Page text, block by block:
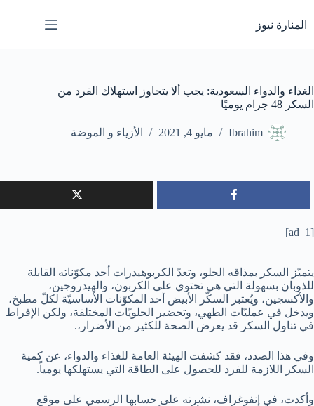
إلى
المحتوى
المنارة نيوز
الغذاء والدواء السعودية: يجب ألا يتجاوز استهلاك الفرد من
السكر 48 جرام يوميًا
Ibrahim مايو 4, 2021 الأزياء و الموضة
[ad_1]
يتميّز السكر بمذاقه الحلو، وتعدّ الكربوهيدرات أحد مكوّناته القابلة
للذوبان بسهولة التي هي تحتوي على الكربون، والهيدروجين،
والأكسجين، ويُعتبر السكّر الأبيض أحد المكوّنات الأساسيّة لكلّ مطبخ،
ويدخل في عمليّات الطهي، وتحضير الحلويّات المختلفة، ولكن الإفراط
في تناول السكر قد يعرض الصحة للكثير من الأضرار،.
وفي هذا الصدد، فقد كشفت الهيئة العامة للغذاء والدواء، عن كمية
السكر اللازمة للفرد للحصول على الطاقة التي يستهلكها يومياً.
وأكدت، في إنفوغراف، نشرته على حسابها الرسمي على موقع